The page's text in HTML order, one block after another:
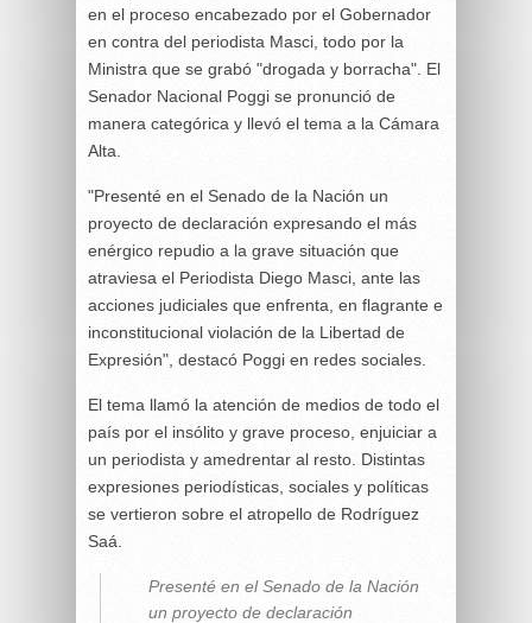
en el proceso encabezado por el Gobernador
en contra del periodista Masci, todo por la
Ministra que se grabó "drogada y borracha". El
Senador Nacional Poggi se pronunció de
manera categórica y llevó el tema a la Cámara
Alta.
"Presenté en el Senado de la Nación un
proyecto de declaración expresando el más
enérgico repudio a la grave situación que
atraviesa el Periodista Diego Masci, ante las
acciones judiciales que enfrenta, en flagrante e
inconstitucional violación de la Libertad de
Expresión", destacó Poggi en redes sociales.
El tema llamó la atención de medios de todo el
país por el insólito y grave proceso, enjuiciar a
un periodista y amedrentar al resto. Distintas
expresiones periodísticas, sociales y políticas
se vertieron sobre el atropello de Rodríguez
Saá.
Presenté en el Senado de la Nación
un proyecto de declaración